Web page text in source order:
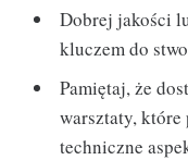
Dobrej jakości
kluczem do
Pamiętaj, że
warsztaty,
techniczne